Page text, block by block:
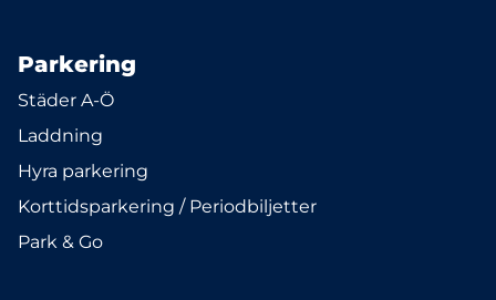
Parkering
Städer A-Ö
Laddning
Hyra parkering
Korttidsparkering / Periodbiljetter
Park & Go